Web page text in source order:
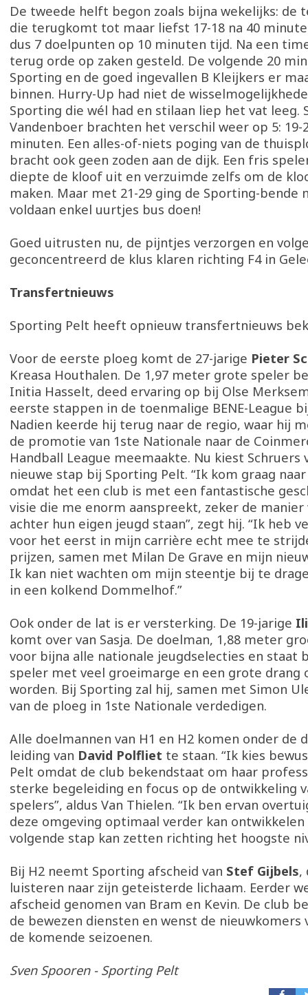
De tweede helft begon zoals bijna wekelijks: de
die terugkomt tot maar liefst 17-18 na 40
dus 7 doelpunten op 10 minuten tijd. Na een
terug orde op zaken gesteld. De volgende 20
Sporting en de goed ingevallen B Kleijkers er
binnen. Hurry-Up had niet de
Sporting die wél had en stilaan liep het vat leeg.
Vandenboer brachten het verschil weer op 5: 19-
minuten. Een alles-of-niets poging van de
bracht ook geen zoden aan de dijk. Een fris
diepte de kloof uit en verzuimde zelfs om de
maken. Maar met 21-29 ging de Sporting-bende
voldaan enkel uurtjes bus doen!
Goed uitrusten nu, de pijntjes verzorgen en
geconcentreerd de klus klaren richting F4 in
Transfertnieuws
Sporting Pelt heeft opnieuw transfertnieuws
Voor de eerste ploeg komt de 27-jarige Pieter
Kreasa Houthalen. De 1,97 meter grote speler
Initia Hasselt, deed ervaring op bij Olse
eerste stappen in de toenmalige BENE-League
Nadien keerde hij terug naar de regio, waar hij
de promotie van 1ste Nationale naar de
Handball League meemaakte. Nu kiest Schruers
nieuwe stap bij Sporting Pelt. “Ik kom graag
omdat het een club is met een fantastische
visie die me enorm aanspreekt, zeker de manier
achter hun eigen jeugd staan”, zegt hij. “Ik heb
voor het eerst in mijn carrière echt mee te
prijzen, samen met Milan De Grave en mijn
Ik kan niet wachten om mijn steentje bij te
in een kolkend Dommelhof.”
Ook onder de lat is er versterking. De 19-jarige
komt over van Sasja. De doelman, 1,88 meter
voor bijna alle nationale jeugdselecties en staat
speler met veel groeimarge en een grote drang
worden. Bij Sporting zal hij, samen met Simon
van de ploeg in 1ste Nationale verdedigen.
Alle doelmannen van H1 en H2 komen onder de
leiding van David Polfliet te staan. “Ik kies
Pelt omdat de club bekendstaat om haar
sterke begeleiding en focus op de ontwikkeling
spelers”, aldus Van Thielen. “Ik ben ervan
deze omgeving optimaal verder kan ontwikkelen
volgende stap kan zetten richting het hoogste
Bij H2 neemt Sporting afscheid van Stef Gijbels,
luisteren naar zijn geteisterde lichaam. Eerder
afscheid genomen van Bram en Kevin. De club
de bewezen diensten en wenst de nieuwkomers
de komende seizoenen.
Sven Spooren - Sporting Pelt